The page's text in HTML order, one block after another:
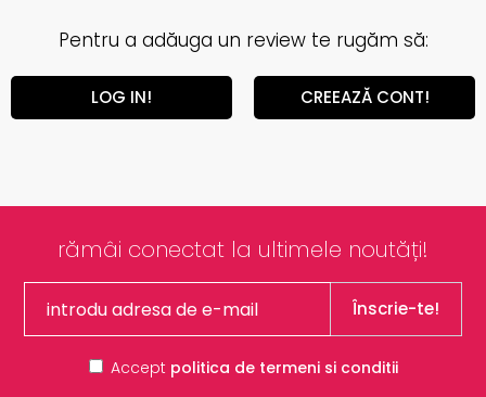
Pentru a adăuga un review te rugăm să:
LOG IN! CREEAZĂ CONT!
rămâi conectat la ultimele noutăți!
Înscrie-te!
Accept politica de termeni si conditii